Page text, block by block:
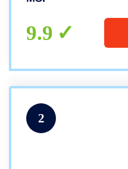
9.9
2